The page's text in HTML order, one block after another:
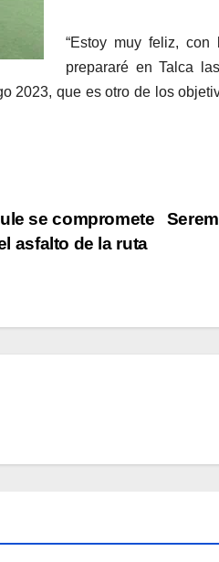
“Estoy muy feliz, con
prepararé en Talca
2023, que es otro de los
se compromete
asfalto de la ruta